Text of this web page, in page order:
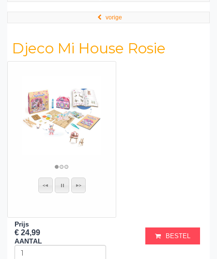
vorige
Djeco Mi House Rosie
Prijs
€ 24,99
AANTAL
BESTEL